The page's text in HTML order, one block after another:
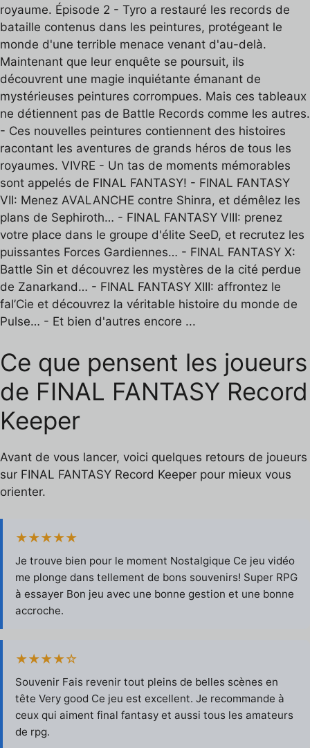
royaume. Épisode 2 - Tyro a restauré les records de
bataille contenus dans les peintures, protégeant le
monde d'une terrible menace venant d'au-delà.
Maintenant que leur enquête se poursuit, ils
découvrent une magie inquiétante émanant de
mystérieuses peintures corrompues. Mais ces tableaux
ne détiennent pas de Battle Records comme les autres.
- Ces nouvelles peintures contiennent des histoires
racontant les aventures de grands héros de tous les
royaumes. VIVRE - Un tas de moments mémorables
sont appelés de FINAL FANTASY! - FINAL FANTASY
VII: Menez AVALANCHE contre Shinra, et démêlez les
plans de Sephiroth… - FINAL FANTASY VIII: prenez
votre place dans le groupe d'élite SeeD, et recrutez les
puissantes Forces Gardiennes… - FINAL FANTASY X:
Battle Sin et découvrez les mystères de la cité perdue
de Zanarkand… - FINAL FANTASY XIII: affrontez le
fal’Cie et découvrez la véritable histoire du monde de
Pulse… - Et bien d'autres encore ...
Ce que pensent les joueurs
de FINAL FANTASY Record
Keeper
Avant de vous lancer, voici quelques retours de joueurs
sur FINAL FANTASY Record Keeper pour mieux vous
orienter.
★★★★★
Je trouve bien pour le moment Nostalgique Ce jeu vidéo
me plonge dans tellement de bons souvenirs! Super RPG
à essayer Bon jeu avec une bonne gestion et une bonne
accroche.
★★★★☆
Souvenir Fais revenir tout pleins de belles scènes en
tête Very good Ce jeu est excellent. Je recommande à
ceux qui aiment final fantasy et aussi tous les amateurs
de rpg.